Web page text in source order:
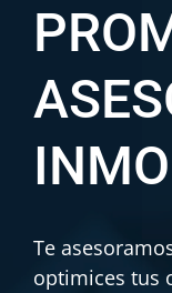
Te
optimices tus